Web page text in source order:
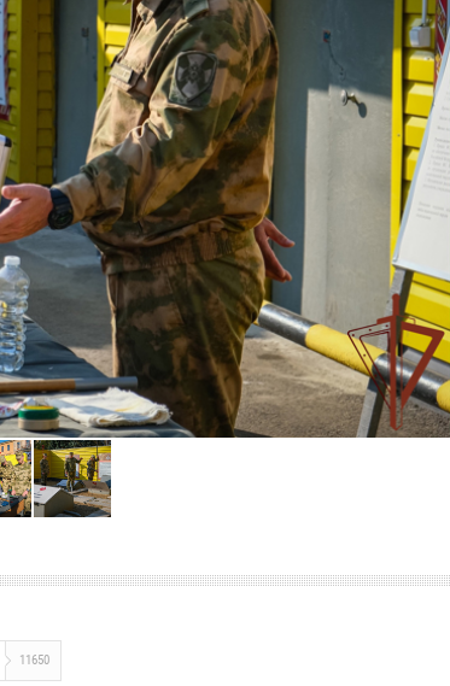
11650